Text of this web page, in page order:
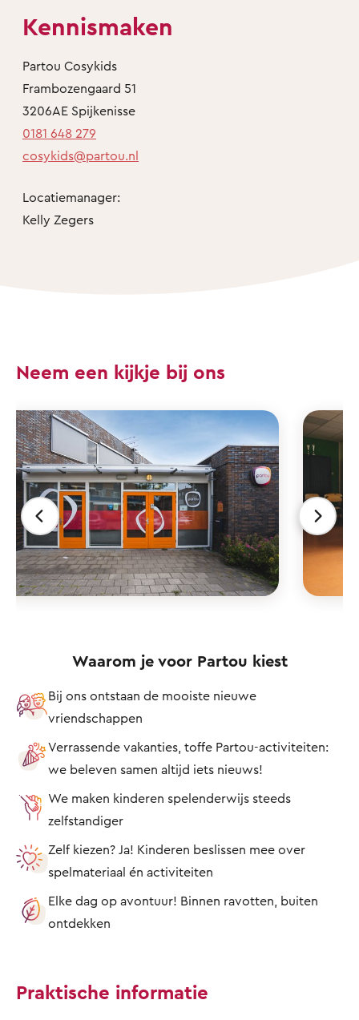
Kennismaken
Partou Cosykids
Frambozengaard 51
3206AE Spijkenisse
0181 648 279
cosykids@partou.nl
Locatiemanager:
Kelly Zegers
Neem een kijkje bij ons
Waarom je voor Partou kiest
Bij ons ontstaan de mooiste nieuwe
vriendschappen
Verrassende vakanties, toffe Partou-activiteiten:
we beleven samen altijd iets nieuws!
We maken kinderen spelenderwijs steeds
zelfstandiger
Zelf kiezen? Ja! Kinderen beslissen mee over
spelmateriaal én activiteiten
Elke dag op avontuur! Binnen ravotten, buiten
ontdekken
Praktische informatie